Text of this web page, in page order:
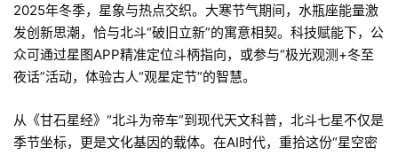
2025年冬季，星象与热点交织。大寒节气期间，水瓶座能量激
发创新思潮，恰与北斗“破旧立新”的寓意相契。科技赋能下，公
众可通过星图APP精准定位斗柄指向，或参与“极光观测+冬至
夜话”活动，体验古人“观星定节”的智慧。
从《甘石星经》“北斗为帝车”到现代天文科普，北斗七星不仅是
季节坐标，更是文化基因的载体。在AI时代，重拾这份“星空密